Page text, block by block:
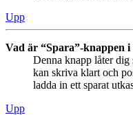
Upp
Vad är “Spara”-knappen
Denna knapp låter dig
kan skriva klart och
ladda in ett sparat
Upp